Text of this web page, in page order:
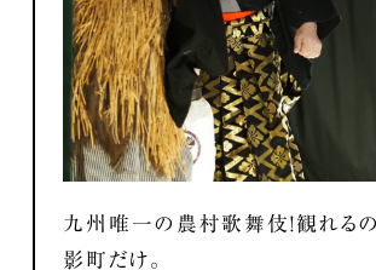
九州唯一の農村歌舞伎！観れる
影町だけ。